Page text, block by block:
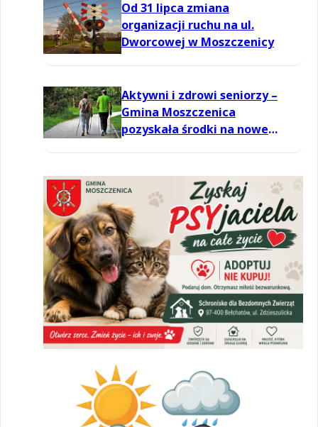
Od 31 lipca zmiana
organizacji ruchu na ul.
Dworcowej w Moszczenicy
Aktywni i zdrowi seniorzy –
Gmina Moszczenica
pozyskała środki na nowe